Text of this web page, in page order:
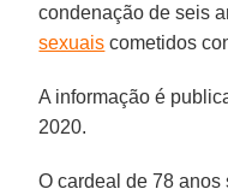
condenação de seis
sexuais cometidos
A informação é
2020.
O cardeal de 78